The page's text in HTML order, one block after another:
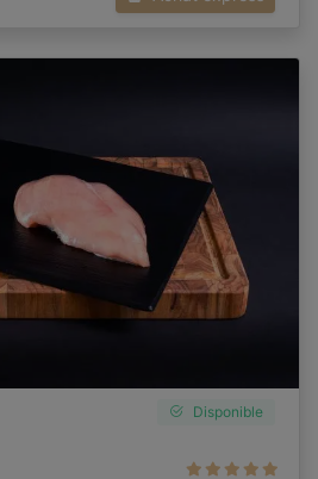
Disponible